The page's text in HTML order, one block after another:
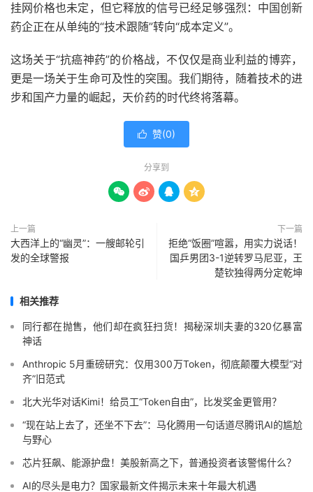
挂网价格也未定，但它释放的信号已经足够强烈：中国创新
药企正在从单纯的“技术跟随”转向“成本定义”。
这场关于“抗癌神药”的价格战，不仅仅是商业利益的博弈，
更是一场关于生命可及性的突围。我们期待，随着技术的进
步和国产力量的崛起，天价药的时代终将落幕。
 赞(0)
分享到
   
上一篇
大西洋上的“幽灵”：一艘邮轮引
发的全球警报
下一篇
拒绝“饭圈”喧嚣，用实力说话！
国乒男团3-1逆转罗马尼亚，王
楚钦独得两分定乾坤
相关推荐
同行都在抛售，他们却在疯狂扫货！揭秘深圳夫妻的320亿暴富
神话
Anthropic 5月重磅研究：仅用300万Token，彻底颠覆大模型“对
齐”旧范式
北大光华对话Kimi！给员工“Token自由”，比发奖金更管用？
“现在站上去了，还坐不下去”：马化腾用一句话道尽腾讯AI的尴尬
与野心
芯片狂飙、能源护盘！美股新高之下，普通投资者该警惕什么？
AI的尽头是电力？国家最新文件揭示未来十年最大机遇